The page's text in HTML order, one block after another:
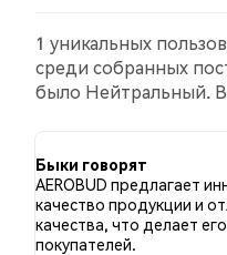
1 уникальных
среди собранных
было Нейтральный.
Быки говорят
AEROBUD предлагает
качество продукции и
качества, что делает
покупателей.